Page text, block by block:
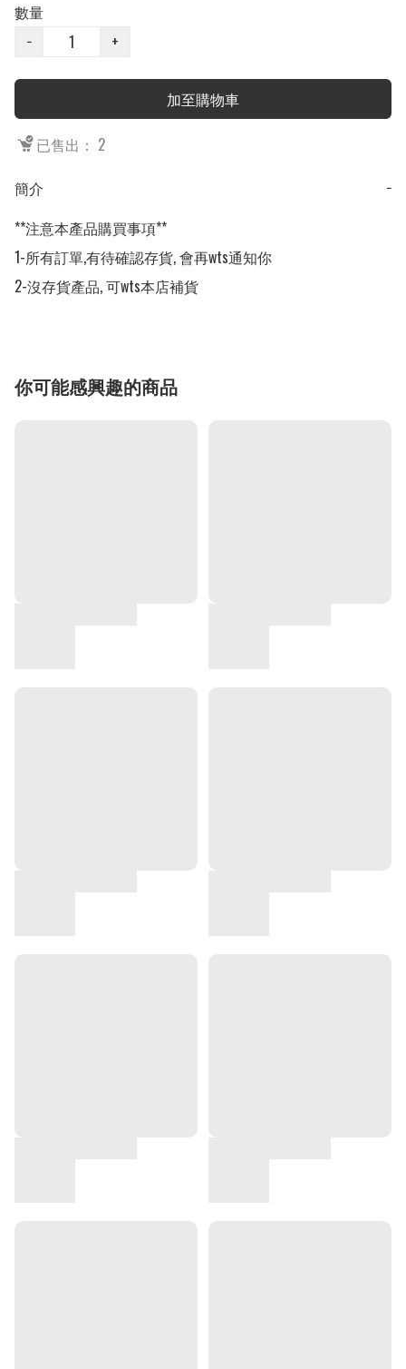
數量
−
+
加至購物車
已售出： 2
簡介
−
**注意本產品購買事項**
1-所有訂單,有待確認存貨, 會再wts通知你
2-沒存貨產品, 可wts本店補貨
你可能感興趣的商品